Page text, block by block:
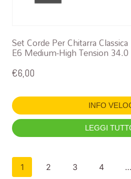
Set Corde Per Chitarra
E6 Medium-High Tension 34.0
€6,00
INFO
LEGGI
1 2 3 4 …